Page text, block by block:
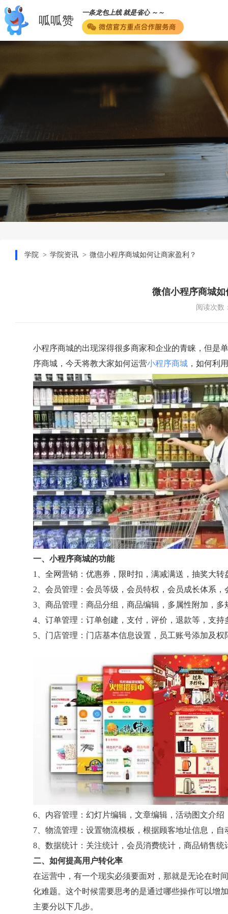
呱呱赞
一条龙包上线 就是省心 ～～
学院 学院资讯 微信小程序商城如何让商家盈利？
微信小程序商城
阅读次数
小程序商城的出现深得很多商家和企业的青睐，但是
序商城，今天将教大家如何运营小程序商城 ，如何利
一、小程序商城的功能
1、全网营销：优惠券，限时扣，满减满送，抽奖大
2、会员管理：会员等级，会员特权，会员成长体系，
3、商品管理：商品分组，商品编辑，多属性附加，多
4、订单管理：订单创建，支付，评价，退款等，支持
5、门店管理：门店基本信息设置，员工账号添加及权
6、内容管理：幻灯片编辑，文章编辑，活动图文介绍
7、物流管理：设置物流模板，根据顾客地址信息，自
8、数据统计：关注统计，会员消费统计，商品销售
二、如何提高用户转化率
在运营中，有一个现实必须要面对，那就是无论在时
化难题。这个时候需要思考的是通过哪些操作可以增
主要分以下几步。